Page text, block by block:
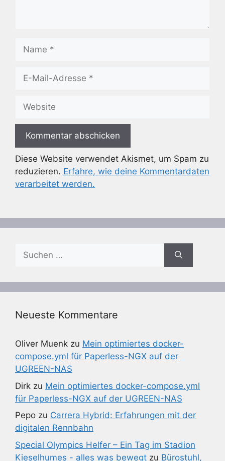
Mail-
Diese Website verwendet Akismet, um Spam zu
reduzieren. Erfahre, wie deine Kommentardaten
verarbeitet werden.
Suchen
nach:
Neueste Kommentare
Oliver Muenk zu Mein optimiertes docker-
compose.yml für Paperless-NGX auf der
UGREEN-NAS
Dirk zu Mein optimiertes docker-compose.yml
für Paperless-NGX auf der UGREEN-NAS
Pepo zu Carrera Hybrid: Erfahrungen mit der
digitalen Rennbahn
Special Olympics Helfer – Ein Tag im Stadion
Kieselhumes - alles was bewegt zu Bürostuhl,